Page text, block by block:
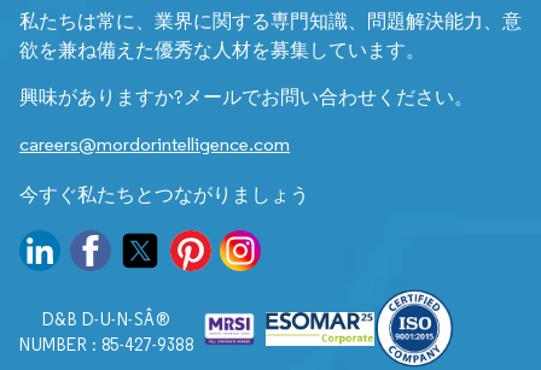
私たちは常に、業界に関する専門知識、問題解決能力、意
欲を兼ね備えた優秀な人材を募集しています。
興味がありますか?メールでお問い合わせください。
careers@mordorintelligence.com
今すぐ私たちとつながりましょう
D&B D-U-N-SÂ®
NUMBER : 85-427-9388